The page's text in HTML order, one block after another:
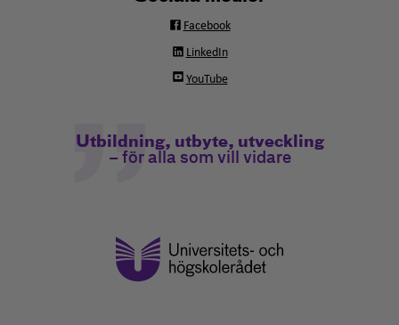
Facebook
LinkedIn
YouTube
Utbildning, utbyte, utveckling
– för alla som vill vidare